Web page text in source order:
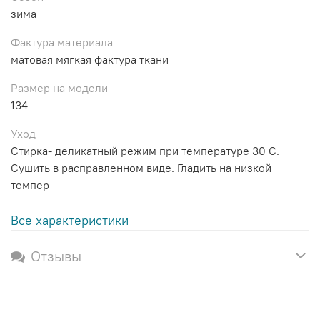
зима
Фактура материала
матовая мягкая фактура ткани
Размер на модели
134
Уход
Стирка- деликатный режим при температуре 30 С.
Сушить в расправленном виде. Гладить на низкой
темпер
Все характеристики
Отзывы